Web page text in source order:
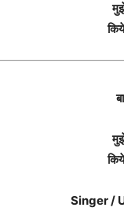
Singer /